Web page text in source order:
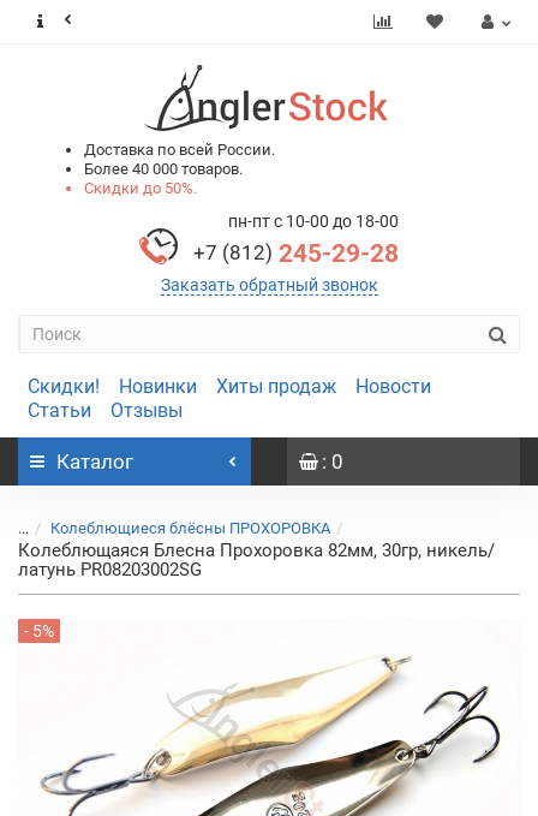
Доставка по всей России.
Более 40 000 товаров.
Скидки до 50%.
пн-пт с 10-00 до 18-00
+7 (812) 245-29-28
Заказать обратный звонок
Скидки! Новинки Хиты продаж
Новости
Статьи
Отзывы
Каталог : 0
... Колеблющиеся блёсны ПРОХОРОВКА
Колеблющаяся Блесна Прохоровка 82мм, 30гр, никель/
латунь PR08203002SG
- 5%